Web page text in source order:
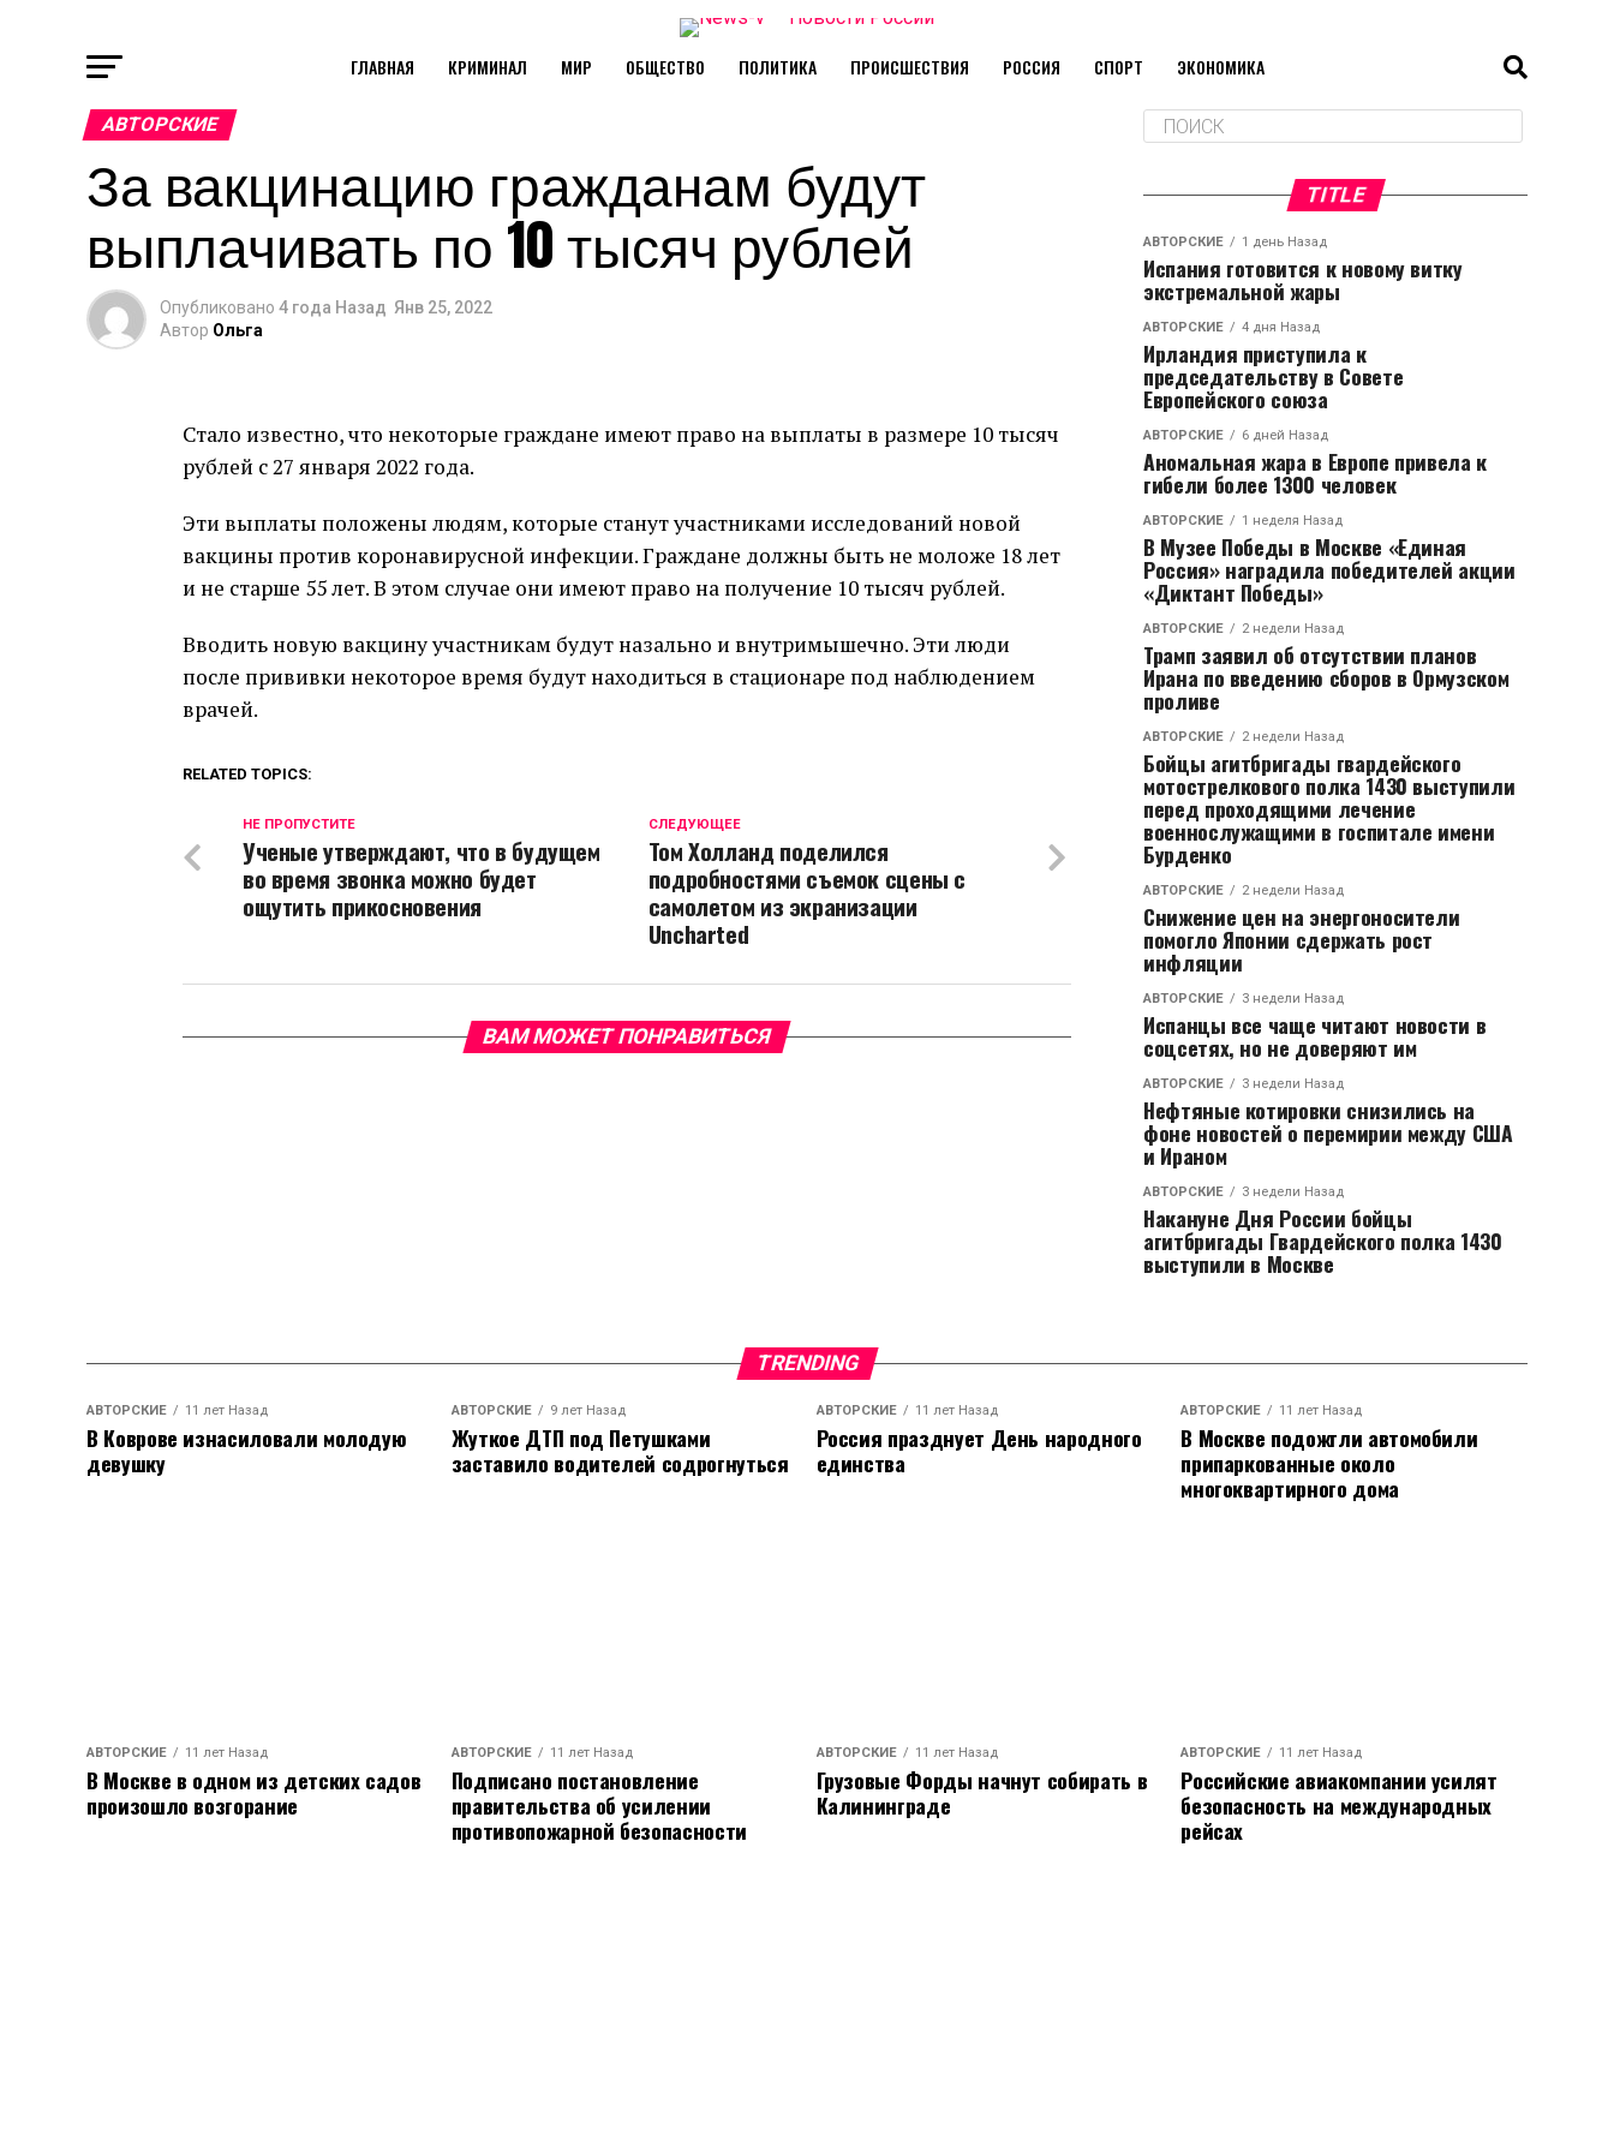
ГЛАВНАЯ КРИМИНАЛ МИР ОБЩЕСТВО ПОЛИТИКА ПРОИСШЕСТВИЯ РОССИЯ СПОРТ ЭКОНОМИКА
АВТОРСКИЕ
За вакцинацию гражданам будут
выплачивать по 10 тысяч рублей
Опубликовано 4 года Назад Янв 25, 2022
Автор Ольга
Стало известно, что некоторые граждане имеют право на выплаты в размере 10 тысяч
рублей с 27 января 2022 года.
Эти выплаты положены людям, которые станут участниками исследований новой
вакцины против коронавирусной инфекции. Граждане должны быть не моложе 18 лет
и не старше 55 лет. В этом случае они имеют право на получение 10 тысяч рублей.
Вводить новую вакцину участникам будут назально и внутримышечно. Эти люди
после прививки некоторое время будут находиться в стационаре под наблюдением
врачей.
RELATED TOPICS:
CЛЕДУЮЩЕЕ
Том Холланд поделился
подробностями съемок сцены с
самолетом из экранизации
Uncharted
НЕ ПРОПУСТИТЕ
Ученые утверждают, что в будущем
во время звонка можно будет
ощутить прикосновения
ВАМ МОЖЕТ ПОНРАВИТЬСЯ
TITLE
АВТОРСКИЕ 1 день Назад
Испания готовится к новому витку
экстремальной жары
АВТОРСКИЕ 4 дня Назад
Ирландия приступила к
председательству в Совете
Европейского союза
АВТОРСКИЕ 6 дней Назад
Аномальная жара в Европе привела к
гибели более 1300 человек
АВТОРСКИЕ 1 неделя Назад
В Музее Победы в Москве «Единая
Россия» наградила победителей акции
«Диктант Победы»
АВТОРСКИЕ 2 недели Назад
Трамп заявил об отсутствии планов
Ирана по введению сборов в Ормузском
проливе
АВТОРСКИЕ 2 недели Назад
Бойцы агитбригады гвардейского
мотострелкового полка 1430 выступили
перед проходящими лечение
военнослужащими в госпитале имени
Бурденко
АВТОРСКИЕ 2 недели Назад
Снижение цен на энергоносители
помогло Японии сдержать рост
инфляции
АВТОРСКИЕ 3 недели Назад
Испанцы все чаще читают новости в
соцсетях, но не доверяют им
АВТОРСКИЕ 3 недели Назад
Нефтяные котировки снизились на
фоне новостей о перемирии между США
и Ираном
АВТОРСКИЕ 3 недели Назад
Накануне Дня России бойцы
агитбригады Гвардейского полка 1430
выступили в Москве
TRENDING
АВТОРСКИЕ 11 лет Назад
В Коврове изнасиловали молодую
девушку
АВТОРСКИЕ 9 лет Назад
Жуткое ДТП под Петушками
заставило водителей содрогнуться
АВТОРСКИЕ 11 лет Назад
Россия празднует День народного
единства
АВТОРСКИЕ 11 лет Назад
В Москве подожгли автомобили
припаркованные около
многоквартирного дома
АВТОРСКИЕ 11 лет Назад
В Москве в одном из детских садов
произошло возгорание
АВТОРСКИЕ 11 лет Назад
Подписано постановление
правительства об усилении
противопожарной безопасности
АВТОРСКИЕ 11 лет Назад
Грузовые Форды начнут собирать в
Калининграде
АВТОРСКИЕ 11 лет Назад
Российские авиакомпании усилят
безопасность на международных
рейсах